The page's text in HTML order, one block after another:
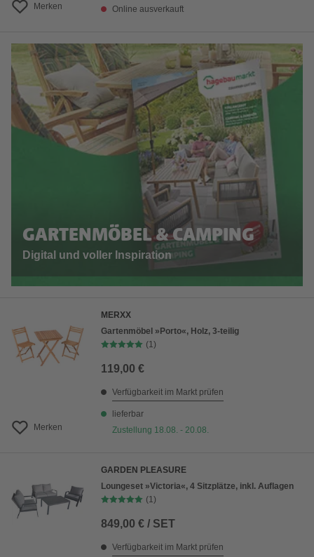
Merken Online ausverkauft
GARTENMÖBEL & CAMPING
Digital und voller Inspiration
Merken
MERXX
Gartenmöbel »Porto«, Holz, 3-teilig
(1)
119,00 €
Verfügbarkeit im Markt prüfen
lieferbar
Zustellung 18.08. - 20.08.
GARDEN PLEASURE
Loungeset »Victoria«, 4 Sitzplätze, inkl. Auflagen
(1)
849,00 € / SET
Verfügbarkeit im Markt prüfen